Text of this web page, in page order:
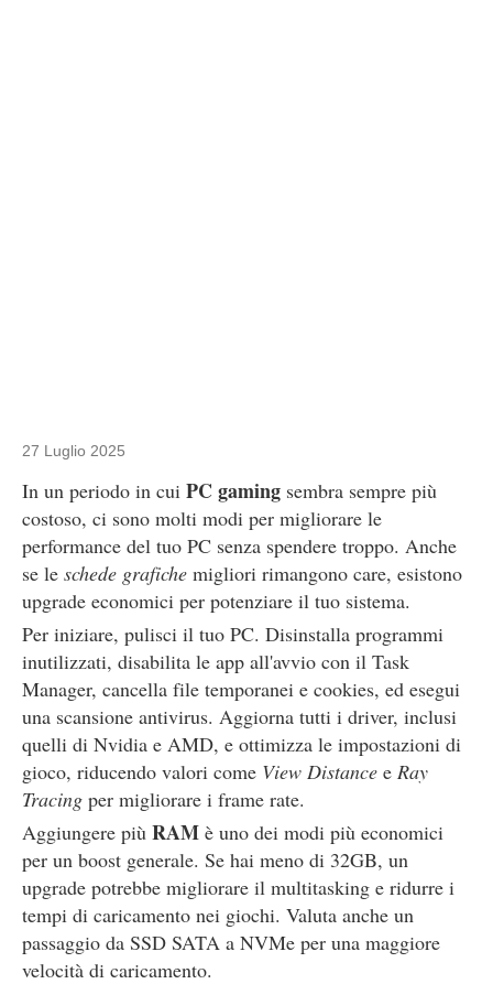
27 Luglio 2025
In un periodo in cui PC gaming sembra sempre più
costoso, ci sono molti modi per migliorare le
performance del tuo PC senza spendere troppo. Anche
se le schede grafiche migliori rimangono care, esistono
upgrade economici per potenziare il tuo sistema.
Per iniziare, pulisci il tuo PC. Disinstalla programmi
inutilizzati, disabilita le app all'avvio con il Task
Manager, cancella file temporanei e cookies, ed esegui
una scansione antivirus. Aggiorna tutti i driver, inclusi
quelli di Nvidia e AMD, e ottimizza le impostazioni di
gioco, riducendo valori come View Distance e Ray
Tracing per migliorare i frame rate.
Aggiungere più RAM è uno dei modi più economici
per un boost generale. Se hai meno di 32GB, un
upgrade potrebbe migliorare il multitasking e ridurre i
tempi di caricamento nei giochi. Valuta anche un
passaggio da SSD SATA a NVMe per una maggiore
velocità di caricamento.